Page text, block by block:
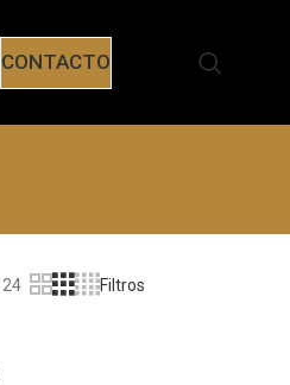
CONTACTO
24 Filtros